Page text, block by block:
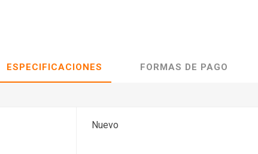
ESPECIFICACIONES FORMAS DE PAGO
Nuevo